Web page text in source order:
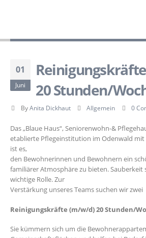
01
Juni
20 Stunden/
By Anita Dickhaut Allgemein 0
Das „Blaue Haus“, Seniorenwohn-&
etablierte Pflegeinstitution im Odenwald mit
ist es,
den Bewohnerinnen und Bewohnern ein
familiärer Atmosphäre zu bieten. Sauberkeit
wichtige Rolle. Zur
Verstärkung unseres Teams suchen wir zwei
Reinigungskräfte (m/w/d) 20 Stunden/
Sie kümmern sich um die